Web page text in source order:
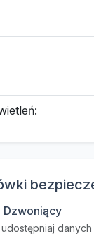
Dzwoniący